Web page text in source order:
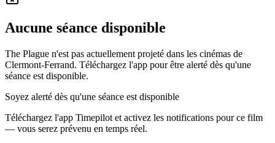
Aucune séance disponible
The Plague n'est pas actuellement projeté dans les cinémas de
Clermont-Ferrand. Téléchargez l'app pour être alerté dès qu'une
séance est disponible.
Soyez alerté dès qu'une séance est disponible
Téléchargez l'app Timepilot et activez les notifications pour ce film
— vous serez prévenu en temps réel.